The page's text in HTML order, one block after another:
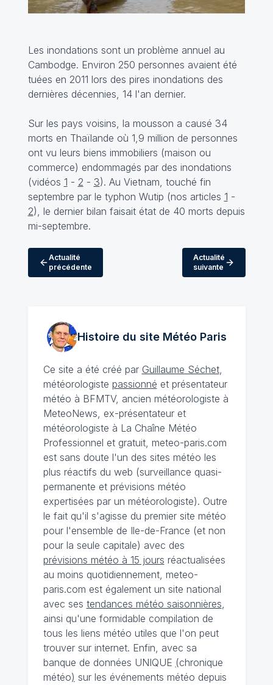
Les inondations sont un problème annuel au
Cambodge. Environ 250 personnes avaient été
tuées en 2011 lors des pires inondations des
dernières décennies, 14 l'an dernier.
Sur les pays voisins, la mousson a causé 34
morts en Thaïlande où 1,9 million de personnes
ont vu leurs biens immobiliers (maison ou
commerce) endommagés par des inondations
(vidéos 1 - 2 - 3). Au Vietnam, touché fin
septembre par le typhon Wutip (nos articles 1 -
2), le dernier bilan faisait état de 40 morts depuis
mi-septembre.
Actualité
précédente
Actualité
suivante
Histoire du site MétéoParis
Ce site a été créé par Guillaume Séchet,
météorologiste passionné et présentateur
météo à BFMTV, ancien météorologiste à
MeteoNews, ex-présentateur et
météorologiste à La Chaîne Météo
Professionnel et gratuit, meteo-paris.com
est sans doute l'un des sites météo les
plus réactifs du web (surveillance quasi-
permanente et prévisions météo
expertisées par un météorologiste). Outre
le fait qu'il s'agisse du premier site météo
pour l'ensemble de Ile-de-France (et non
pour la seule capitale) avec des
prévisions météo à 15 jours réactualisées
au moins quotidiennement, meteo-
paris.com est également un site national
avec ses tendances météo saisonnières,
ainsi qu'une formidable compilation de
tous les liens météo utiles que l'on peut
trouver sur internet. Enfin, avec sa
banque de données UNIQUE (chronique
météo) sur les événements météo depuis